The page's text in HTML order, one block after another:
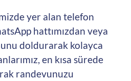
yer alan telefon
hattımızdan veya
doldurarak kolayca
en kısa sürede
randevunuzu